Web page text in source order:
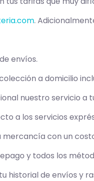
.
envíos.
a domicilio
nuestro servicio a
a los servicios
mercancía con un
y todos los
historial de envíos y